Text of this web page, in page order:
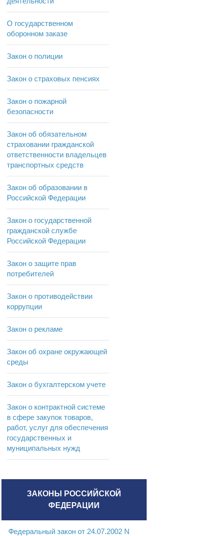
О государственном
оборонном заказе
Закон о полиции
Закон о страховых пенсиях
Закон о пожарной
безопасности
Закон об обязательном
страховании гражданской
ответственности владельцев
транспортных средств
Закон об образовании в
Российской Федерации
Закон о государственной
гражданской службе
Российской Федерации
Закон о защите прав
потребителей
Закон о противодействии
коррупции
Закон о рекламе
Закон об охране окружающей
среды
Закон о бухгалтерском учете
Закон о контрактной системе
в сфере закупок товаров,
работ, услуг для обеспечения
государственных и
муниципальных нужд
ЗАКОНЫ РОССИЙСКОЙ
ФЕДЕРАЦИИ
Федеральный закон от 24.07.2002 N